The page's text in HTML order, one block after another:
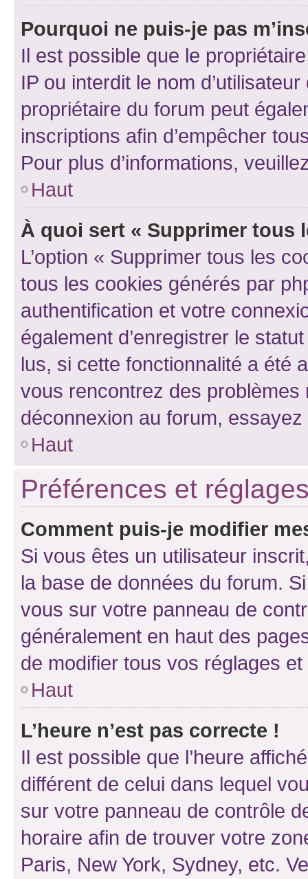
Pourquoi ne puis-je pas
Il est possible que le
IP ou interdit le nom
propriétaire du forum peut
inscriptions afin d’empêcher
Pour plus d’informations,
Haut
À quoi sert « Supprimer tous
L’option « Supprimer tous les
tous les cookies générés par
authentification et votre
également d’enregistrer le
lus, si cette fonctionnalité a été
vous rencontrez des
déconnexion au forum,
Haut
Préférences et
Comment puis-je modifier
Si vous êtes un utilisateur
la base de données du forum.
vous sur votre panneau de
généralement en haut des
de modifier tous vos réglages
Haut
L’heure n’est pas correcte !
Il est possible que l’heure
différent de celui dans lequel
sur votre panneau de contrôle
horaire afin de trouver votre
Paris, New York, Sydney, etc.